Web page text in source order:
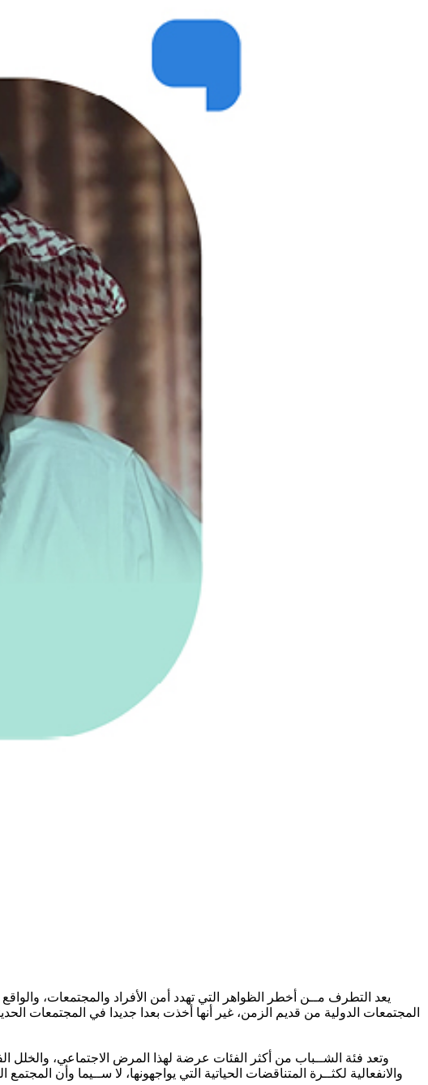
يعد التطرف مــن أخطر الظواهر التي تهدد أمن الأفراد والمجتمعات،
المجتمعات الدولية من قديم الزمن، غير أنها أخذت بعدا جديدا في المجتمعات
وتعد فئة الشــباب من أكثر الفئات عرضة لهذا المرض الاجتماعي، والخلل
والانفعالية لكثــرة المتناقضات الحياتية التي يواجهونها، لا ســيما وأن